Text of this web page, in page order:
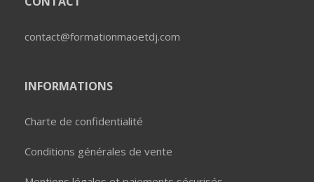
contact@formationmaoetdj.com
INFORMATIONS
Charte de confidentialité
Conditions générales de vente